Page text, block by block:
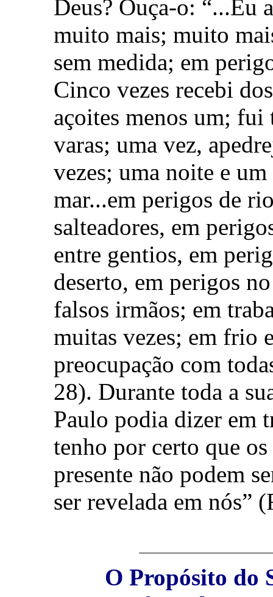
Deus? Ouça-o: “...Eu
muito mais; muito
sem medida; em
Cinco vezes recebi
açoites menos um; fui
varas; uma vez,
vezes; uma noite e
mar...em perigos de
salteadores, em
entre gentios, em
deserto, em perigos
falsos irmãos; em
muitas vezes; em frio
preocupação com
28). Durante toda a
Paulo podia dizer em
tenho por certo que
presente não podem
ser revelada em nós”
O Propósito do